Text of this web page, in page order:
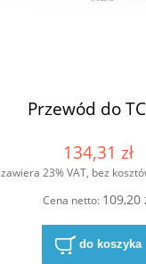
Przewód do
134,31 zł
zawiera 23% VAT, bez
Cena netto: 109,20
do koszyka